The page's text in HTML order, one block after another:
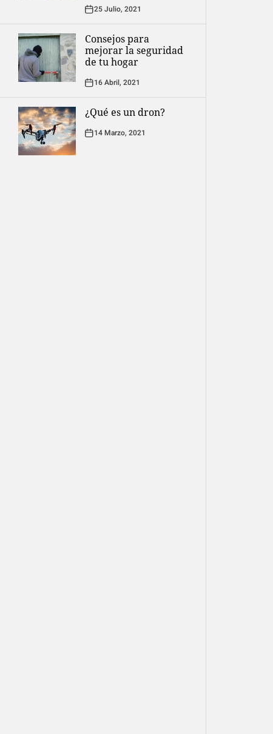
25 Julio, 2021
Consejos para
mejorar la seguridad
de tu hogar
16 Abril, 2021
¿Qué es un dron?
14 Marzo, 2021